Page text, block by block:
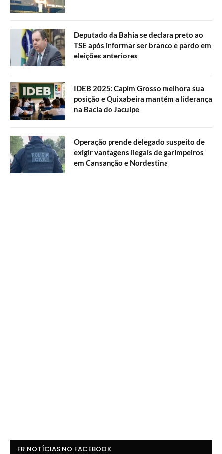
Deputado da Bahia se declara preto ao
TSE após informar ser branco e pardo em
eleições anteriores
IDEB 2025: Capim Grosso melhora sua
posição e Quixabeira mantém a liderança
na Bacia do Jacuípe
Operação prende delegado suspeito de
exigir vantagens ilegais de garimpeiros
em Cansanção e Nordestina
FR NOTÍCIAS NO FACEBOOK